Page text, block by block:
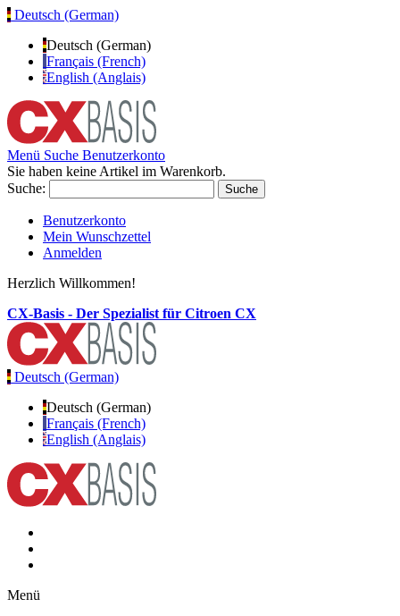
Deutsch (German)
Deutsch (German)
Français (French)
English (Anglais)
Menü Suche Benutzerkonto
Sie haben keine Artikel im Warenkorb.
Suche:
Suche
Benutzerkonto
Mein Wunschzettel
Anmelden
Herzlich Willkommen!
CX-Basis - Der Spezialist für Citroen CX
Deutsch (German)
Deutsch (German)
Français (French)
English (Anglais)
Menü